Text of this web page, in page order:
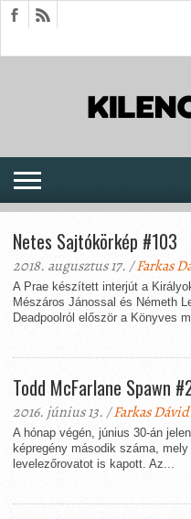
Netes Sajtókörkép #103
2018. augusztus 17. /Farkas
A Prae készített interjút a
Mészáros Jánossal és Németh
Deadpoolról először a Könyves
Todd McFarlane Spawn
2016. június 13. /Farkas Dávid
A hónap végén, június 30-án
képregény második száma,
levelezőrovatot is kapott. Az...